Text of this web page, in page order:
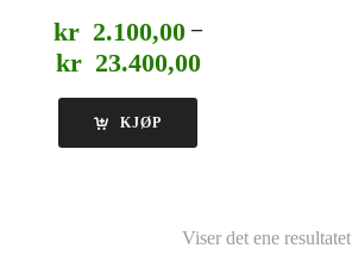
kr 2.100,00 –
kr 23.400,00Prisområde:
KJØP
Viser det ene resultatet